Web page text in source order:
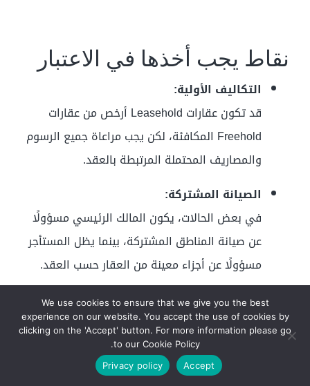
نقاط يجب أخذها في الاعتبار
التكاليف الأولية:
قد تكون عقارات Leasehold أرخص من عقارات
Freehold المكافئة، لكن يجب مراعاة جميع الرسوم
والمصاريف المحتملة المرتبطة بالعقد.
الصيانة المشتركة:
في بعض الحالات، يكون المالك الرئيسي مسؤولًا
عن صيانة المناطق المشتركة، بينما يظل المستأجر
مسؤولًا عن أجزاء معينة من العقار حسب العقد.
إمكانية التمديد أو شراء الملكية الكاملة:
يمكن أن ينص العقد على شروط تمديد عقد الإيجار
أو شراء الملكية الكاملة، وقد تختلف التعقيدات
حسب مدة العقد المتبقية
We use cookies to ensure that we give you the best
experience on our website. You accept the use of cookies by
clicking on the 'Accept' button. For more information please go
to our Cookie Policy.
Accept
Privacy policy